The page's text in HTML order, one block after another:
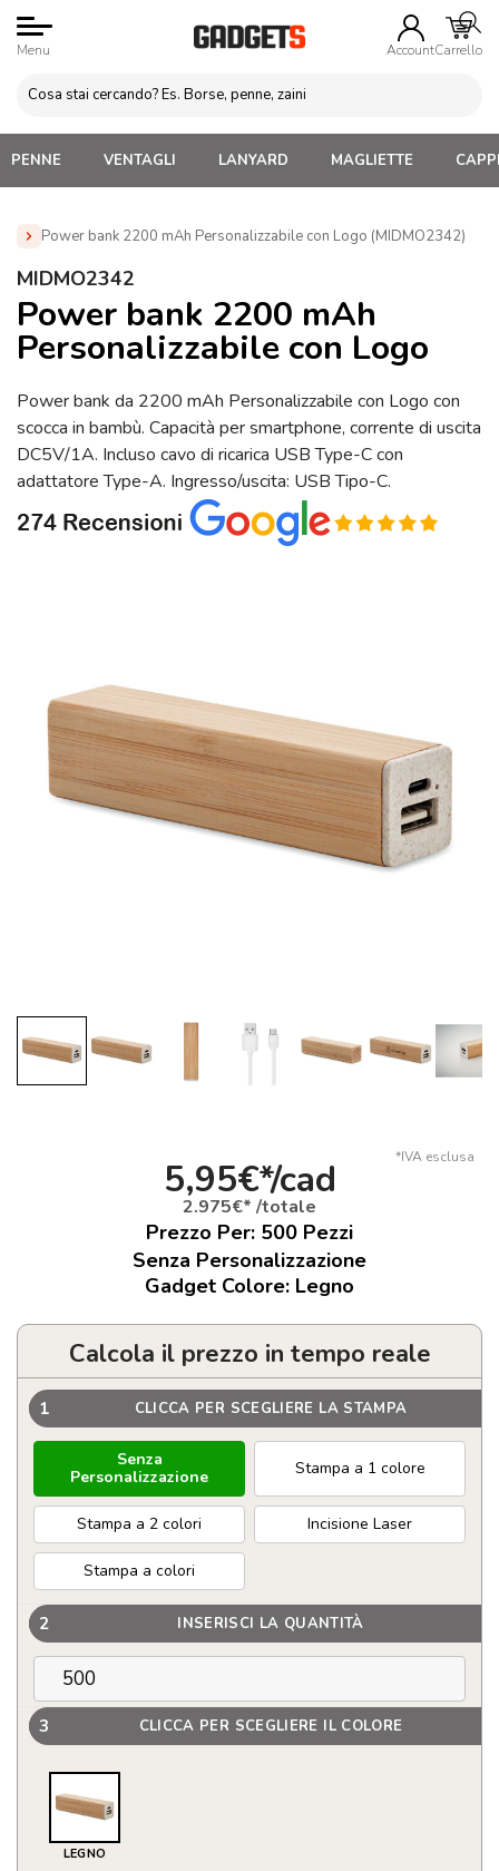
Menu AccountCarrello
PENNE VENTAGLI LANYARD MAGLIETTE
Power bank 2200 mAh Personalizzabile con Logo (MIDMO2342)
Home » Power Bank Personalizzati
con Logo (MIDMO2342)
MIDMO2342
Power bank 2200 mAh
Personalizzabile con Logo
Power bank da 2200 mAh Personalizzabile con Logo con
scocca in bambù. Capacità per smartphone, corrente di uscita
DC5V/1A. Incluso cavo di ricarica USB Type-C con
adattatore Type-A. Ingresso/uscita: USB Tipo-C.
*IVA esclusa
5,95€*/cad
2.975€* /totale
Prezzo Per: 500 Pezzi
Senza Personalizzazione
Gadget Colore: Legno
Calcola il prezzo in tempo reale
1 CLICCA PER SCEGLIERE LA STAMPA
Senza
Personalizzazione
Stampa a 1 colore
Stampa a 2 colori Incisione Laser
Stampa a colori
2 INSERISCI LA QUANTITÀ
3 CLICCA PER SCEGLIERE IL COLORE
LEGNO